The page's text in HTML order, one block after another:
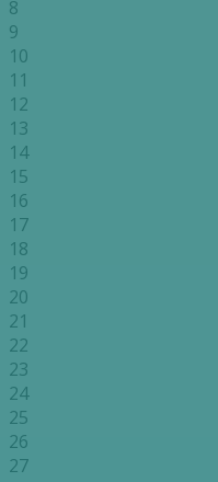
8
9
10
11
12
13
14
15
16
17
18
19
20
21
22
23
24
25
26
27